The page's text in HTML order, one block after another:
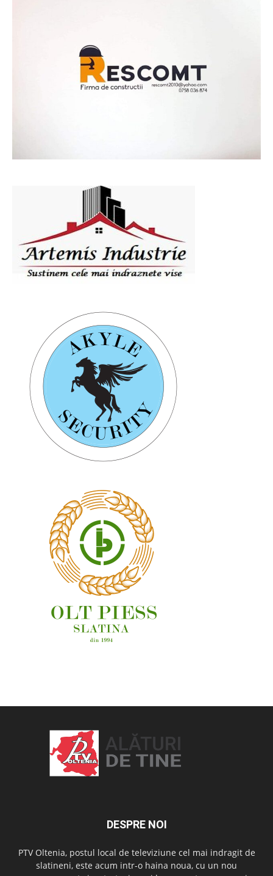
DESPRE NOI
PTV Oltenia, postul local de televiziune cel mai indragit de
slatineni, este acum intr-o haina noua, cu un nou